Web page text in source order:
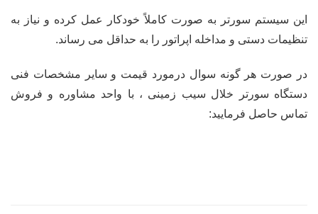
این سیستم سورتر به صورت کاملاً خودکار عمل کرده و نیاز به
تنظیمات دستی و مداخله اپراتور را به‌ حداقل می رساند.
در صورت هر گونه سوال درمورد قیمت و سایر مشخصات فنی
دستگاه سورتر خلال سیب زمینی ، با واحد مشاوره و فروش
تماس حاصل فرمایید: